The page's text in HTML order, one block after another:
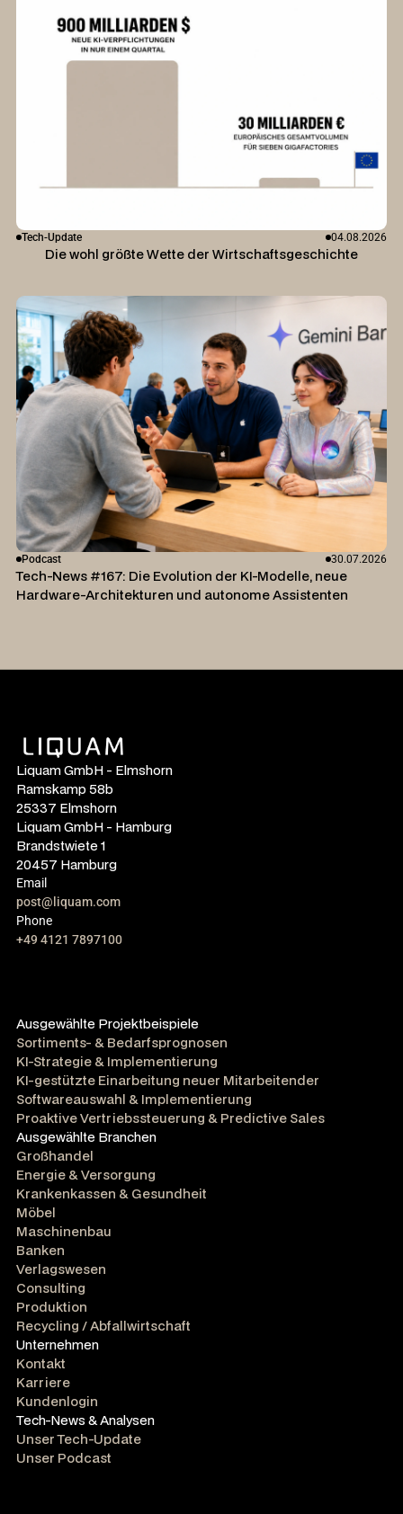
Tech-Update 04.08.2026
Die wohl größte Wette der Wirtschaftsgeschichte
Podcast 30.07.2026
Tech-News #167: Die Evolution der KI-Modelle, neue
Hardware-Architekturen und autonome Assistenten
Liquam GmbH - Elmshorn
Ramskamp 58b
25337 Elmshorn
Liquam GmbH - Hamburg
Brandstwiete 1
20457 Hamburg
Email
post@liquam.com
Phone
+49 4121 7897100
Ausgewählte Projektbeispiele
Sortiments- & Bedarfsprognosen
KI-Strategie & Implementierung
KI-gestützte Einarbeitung neuer Mitarbeitender
Softwareauswahl & Implementierung
Proaktive Vertriebssteuerung & Predictive Sales
Ausgewählte Branchen
Großhandel
Energie & Versorgung
Krankenkassen & Gesundheit
Möbel
Maschinenbau
Banken
Verlagswesen
Consulting
Produktion
Recycling / Abfallwirtschaft
Unternehmen
Kontakt
Karriere
Kundenlogin
Tech-News & Analysen
Unser Tech-Update
Unser Podcast